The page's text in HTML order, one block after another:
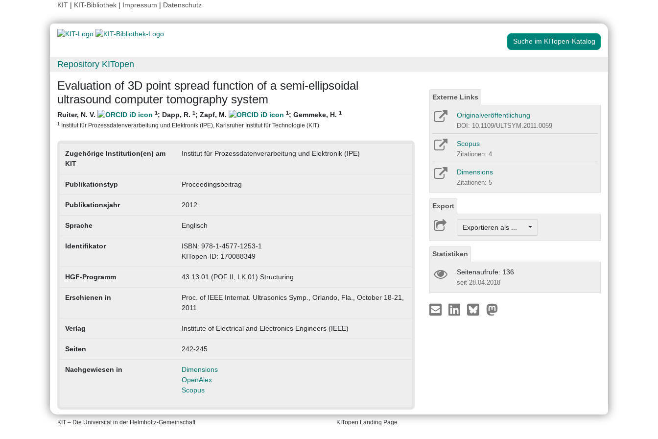
KIT | KIT-Bibliothek | Impressum | Datenschutz
Suche im KITopen-Katalog
Repository KITopen
Evaluation of 3D point spread function of a semi-ellipsoidal
ultrasound computer tomography system
Ruiter, N. V. 1; Dapp, R. 1; Zapf, M. 1; Gemmeke, H. 1
1 Institut für Prozessdatenverarbeitung und Elektronik (IPE), Karlsruher Institut für Technologie (KIT)
Zugehörige Institution(en) am
KIT
Institut für Prozessdatenverarbeitung und Elektronik (IPE)
Publikationstyp Proceedingsbeitrag
Publikationsjahr 2012
Sprache Englisch
Identifikator
ISBN: 978-1-4577-1253-1
KITopen-ID: 170088349
HGF-Programm 43.13.01 (POF II, LK 01) Structuring
Erschienen in
Proc. of IEEE Internat. Ultrasonics Symp., Orlando, Fla., October 18-21,
2011
Verlag Institute of Electrical and Electronics Engineers (IEEE)
Seiten 242-245
Nachgewiesen in
Dimensions
OpenAlex
Scopus
Externe Links
Originalveröffentlichung
DOI: 10.1109/ULTSYM.2011.0059
Scopus
Zitationen: 4
Dimensions
Zitationen: 5
Export
Exportieren als ...
Statistiken
Seitenaufrufe: 136
seit 28.04.2018
KIT – Die Universität in der Helmholtz-Gemeinschaft KITopen Landing Page